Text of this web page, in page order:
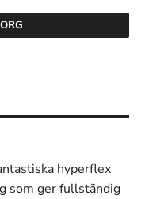
hyperflex
som ger fullständig